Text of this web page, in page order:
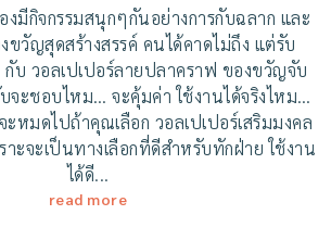
งมีกิจกรรมสนุกๆกันอย่างการกับฉลาก และ
วัญสุดสร้างสรรค์ คนได้คาดไม่ถึง แต่รับ
บ วอลเปเปอร์ลายปลาคราฟ ของขวัญจับ
จะชอบไหม… จะคุ้มค่า ใช้งานได้จริงไหม…
หมดไปถ้าคุณเลือก วอลเปเปอร์เสริมมงคล
ะจะเป็นทางเลือกที่ดีสำหรับทักฝ่าย ใช้งาน
ได้ดี...
read more